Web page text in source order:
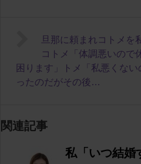
旦那に頼まれコトメを
コトメ「体調悪いので
困ります」トメ「私悪くな
ったのだがその後…
関連記事
私「いつ結婚